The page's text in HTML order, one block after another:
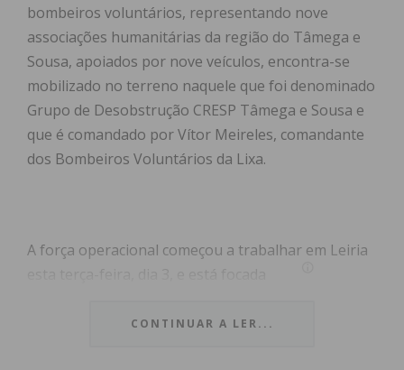
bombeiros voluntários, representando nove
associações humanitárias da região do Tâmega e
Sousa, apoiados por nove veículos, encontra-se
mobilizado no terreno naquele que foi denominado
Grupo de Desobstrução CRESP Tâmega e Sousa e
que é comandado por Vítor Meireles, comandante
dos Bombeiros Voluntários da Lixa.
A força operacional começou a trabalhar em Leiria
acessos a habitações que ficaram isoladas ou
CONTINUAR A LER...